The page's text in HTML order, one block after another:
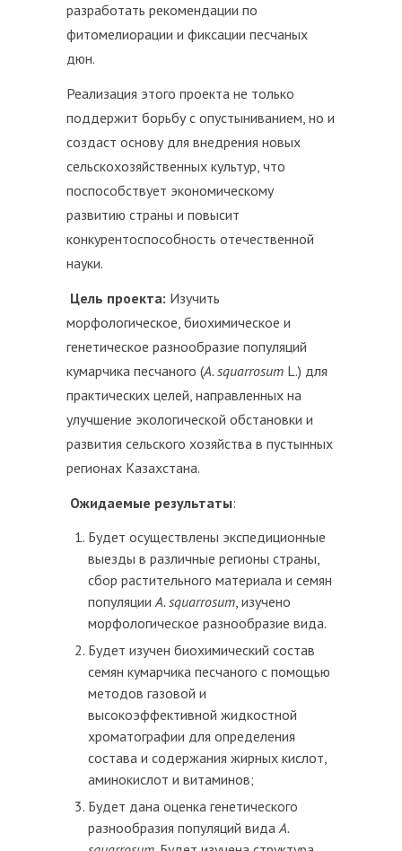
разработать рекомендации по
фитомелиорации и фиксации песчаных
дюн.
Реализация этого проекта не только
поддержит борьбу с опустыниванием, но и
создаст основу для внедрения новых
сельскохозяйственных культур, что
поспособствует экономическому
развитию страны и повысит
конкурентоспособность отечественной
науки.
Цель проекта: Изучить
морфологическое, биохимическое и
генетическое разнообразие популяций
кумарчика песчаного (A. squarrosum L.) для
практических целей, направленных на
улучшение экологической обстановки и
развития сельского хозяйства в пустынных
регионах Казахстана.
Ожидаемые результаты:
Будет осуществлены экспедиционные
выезды в различные регионы страны,
сбор растительного материала и семян
популяцииA. squarrosum, изучено
морфологическое разнообразие вида.
Будет изучен биохимический состав
семян кумарчика песчаного с помощью
методов газовой и
высокоэффективной жидкостной
хроматографии для определения
состава и содержания жирных кислот,
аминокислот и витаминов;
Будет дана оценка генетического
разнообразия популяций видаA.